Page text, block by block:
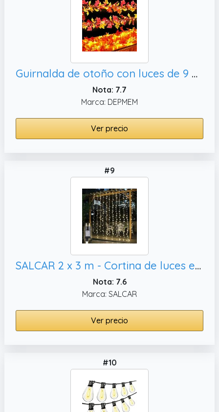
Guirnalda de otoño con luces de 9 pies, cosecha
Nota: 7.7
Marca: DEPMEM
Ver precio
#9
SALCAR 2 x 3 m - Cortina de luces exteriores, balcón
Nota: 7.6
Marca: SALCAR
Ver precio
#10